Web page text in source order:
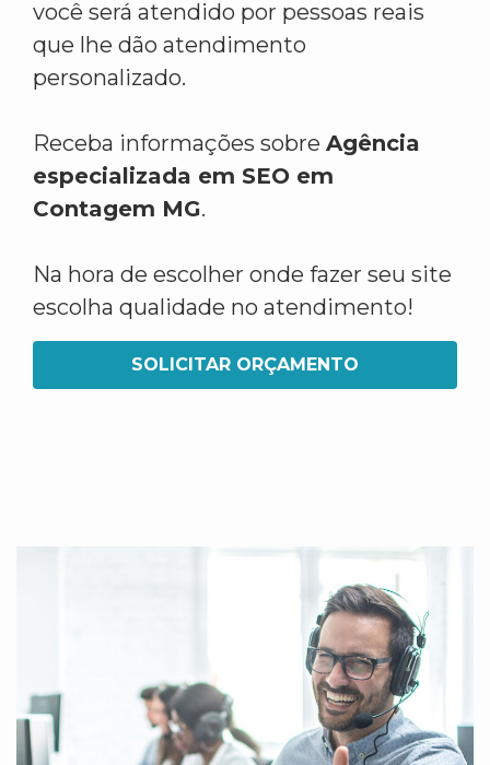
você será atendido por pessoas reais
que lhe dão atendimento
personalizado.
Receba informações sobre Agência
especializada em SEO em
Contagem MG.
Na hora de escolher onde fazer seu site
escolha qualidade no atendimento!
SOLICITAR ORÇAMENTO